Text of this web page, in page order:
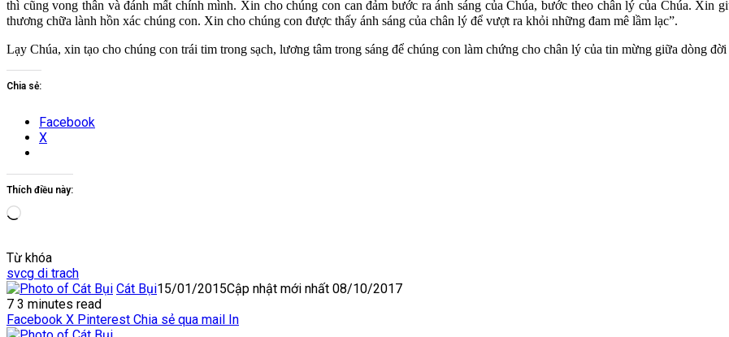
thì cũng vong thân và đánh mất chính mình. Xin cho chúng con can đảm bước ra ánh sáng của Chúa, bước theo chân lý của Chúa. Xin
thương chữa lành hồn xác chúng con. Xin cho chúng con được thấy ánh sáng của chân lý để vượt ra khỏi những đam mê lầm lạc”.
Lạy Chúa, xin tạo cho chúng con trái tim trong sạch, lương tâm trong sáng để chúng con làm chứng cho chân lý của tin mừng giữa dòng
Chia sẻ:
Facebook
X
Thích điều này:
Đang
Từ khóa
svcg di trach
Cát Bụi15/01/2015Cập nhật mới nhất 08/10/2017
7 3 minutes read
Facebook X Pinterest Chia sẻ qua mail In